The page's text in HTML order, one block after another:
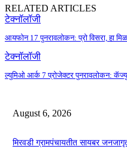
RELATED ARTICLES
टेक्नॉलॉजी
आयफोन 17 पुनरावलोकन: प्रो विसरा, हा
टेक्नॉलॉजी
ल्युमिओ आर्क 7 प्रोजेक्टर पुनरावलोकन:
August 6, 2026
मिरवडी ग्रामपंचायतीत सायबर